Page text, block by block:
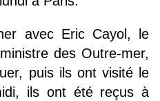
avec Eric Cayol, le
des Outre-mer,
puis ils ont visité le
ils ont été reçus à